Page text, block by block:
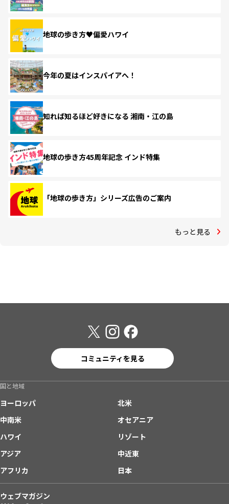
地球の歩き方♥偏愛ハワイ
今年の夏はインスパイアへ！
知れば知るほど好きになる 湘南・江の島
地球の歩き方45周年記念 インド特集
「地球の歩き方」シリーズ広告のご案内
もっと見る
コミュニティを見る
国と地域
ヨーロッパ
北米
中南米
オセアニア
ハワイ
リゾート
アジア
中近東
アフリカ
日本
ウェブマガジン